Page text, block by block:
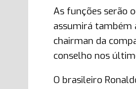
As funções serão
assumirá também
chairman da
conselho nos
O brasileiro